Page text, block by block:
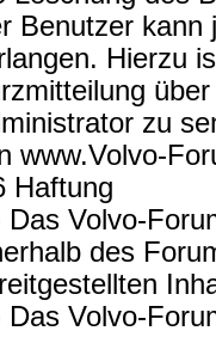
Benutzer kann
Hierzu
zu
www.Volvo-
Haftung
Das Volvo-
des
Das Volvo-